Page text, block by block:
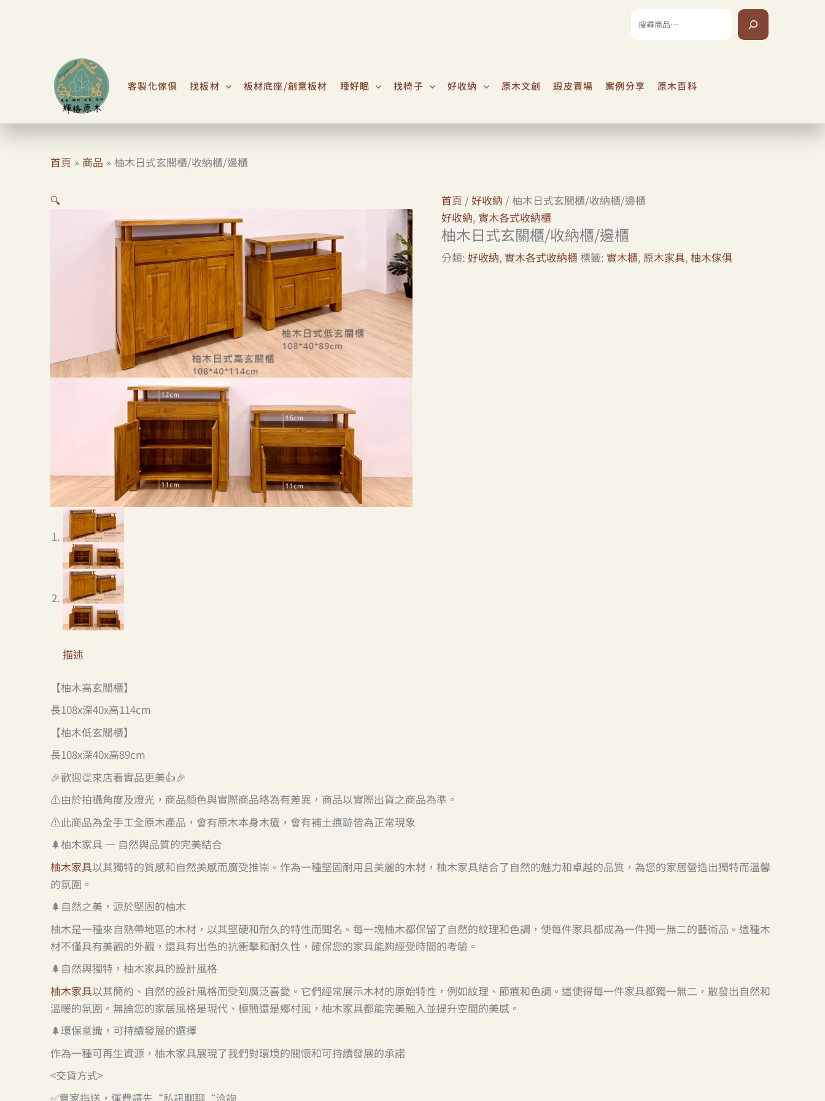
尋
客製化傢俱 找板材 板材底座/創意板材 睡好眠 找椅子 好收納 原木文創 蝦皮賣場 案例分享 原木百科
首頁 商品 柚木日式玄關櫃/收納櫃/邊櫃
🔍 首頁 /好收納 / 柚木日式玄關櫃/收納櫃/邊櫃
好收納, 實木各式收納櫃
柚木日式玄關櫃/收納櫃/邊櫃
分類:好收納, 實木各式收納櫃標籤: 實木櫃, 原木家具,柚木傢俱
描述
【柚木高玄關櫃】
長108x深40x高114cm
【柚木低玄關櫃】
長108x深40x高89cm
🎉歡迎👏來店看實品更美👍🎉
⚠️由於拍攝角度及燈光，商品顏色與實際商品略為有差異，商品以實際出貨之商品為準。
⚠️此商品為全手工全原木產品，會有原木本身木瘡，會有補土痕跡皆為正常現象
🌲柚木家具 — 自然與品質的完美結合
柚木家具以其獨特的質感和自然美感而廣受推崇。作為一種堅固耐用且美麗的木材，柚木家具結合了自然的魅力和卓越的品質，為您的家居營造出獨特而溫馨
的氛圍。
🌲自然之美，源於堅固的柚木
柚木是一種來自熱帶地區的木材，以其堅硬和耐久的特性而聞名。每一塊柚木都保留了自然的紋理和色調，使每件家具都成為一件獨一無二的藝術品。這種木
材不僅具有美觀的外觀，還具有出色的抗衝擊和耐久性，確保您的家具能夠經受時間的考驗。
🌲自然與獨特，柚木家具的設計風格
柚木家具以其簡約、自然的設計風格而受到廣泛喜愛。它們經常展示木材的原始特性，例如紋理、節痕和色調。這使得每一件家具都獨一無二，散發出自然和
溫暖的氛圍。無論您的家居風格是現代、極簡還是鄉村風，柚木家具都能完美融入並提升空間的美感。
🌲環保意識，可持續發展的選擇
作為一種可再生資源，柚木家具展現了我們對環境的關懷和可持續發展的承諾
<交貨方式>
✅賣家指送，運費請先“私訊聊聊“洽詢